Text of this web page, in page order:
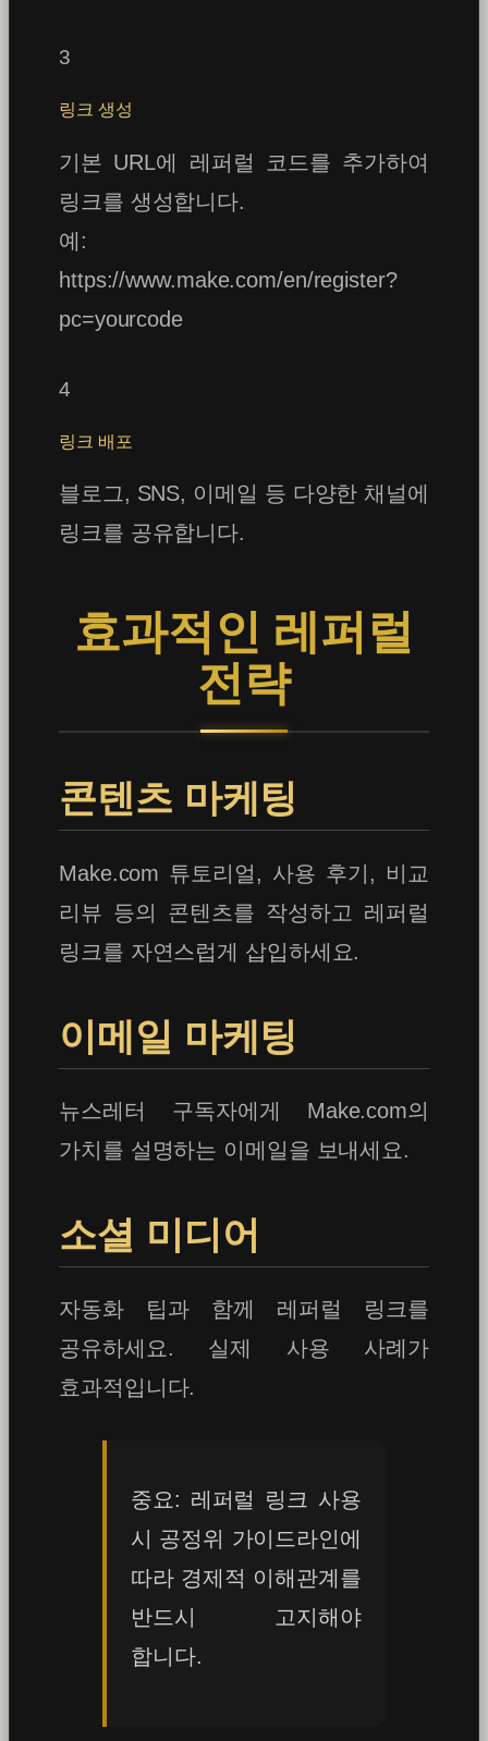
3
링크 생성
기본 URL에 레퍼럴 코드를 추가하여
링크를 생성합니다.
예:
https://www.make.com/en/register?
pc=yourcode
4
링크 배포
블로그, SNS, 이메일 등 다양한 채널에
링크를 공유합니다.
효과적인 레퍼럴
전략
콘텐츠 마케팅
Make.com 튜토리얼, 사용 후기, 비교
리뷰 등의 콘텐츠를 작성하고 레퍼럴
링크를 자연스럽게 삽입하세요.
이메일 마케팅
뉴스레터 구독자에게 Make.com의
가치를 설명하는 이메일을 보내세요.
소셜 미디어
자동화 팁과 함께 레퍼럴 링크를
공유하세요. 실제 사용 사례가
효과적입니다.
중요: 레퍼럴 링크 사용
시 공정위 가이드라인에
따라 경제적 이해관계를
반드시 고지해야
합니다.